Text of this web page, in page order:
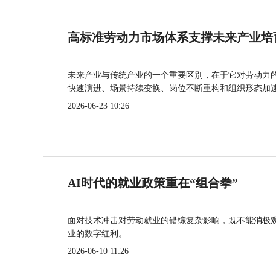
高标准劳动力市场体系支撑未来产业培
未来产业与传统产业的一个重要区别，在于它对劳动力
快速演进、场景持续变换、岗位不断重构和组织形态加
2026-06-23 10:26
AI时代的就业政策重在“组合拳”
面对技术冲击对劳动就业的错综复杂影响，既不能消
业的数字红利。
2026-06-10 11:26